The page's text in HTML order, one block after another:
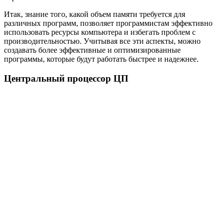
Итак, знание того, какой объем памяти требуется для
различных программ, позволяет программистам эффективно
использовать ресурсы компьютера и избегать проблем с
производительностью. Учитывая все эти аспекты, можно
создавать более эффективные и оптимизированные
программы, которые будут работать быстрее и надежнее.
Центральный процессор ЦП